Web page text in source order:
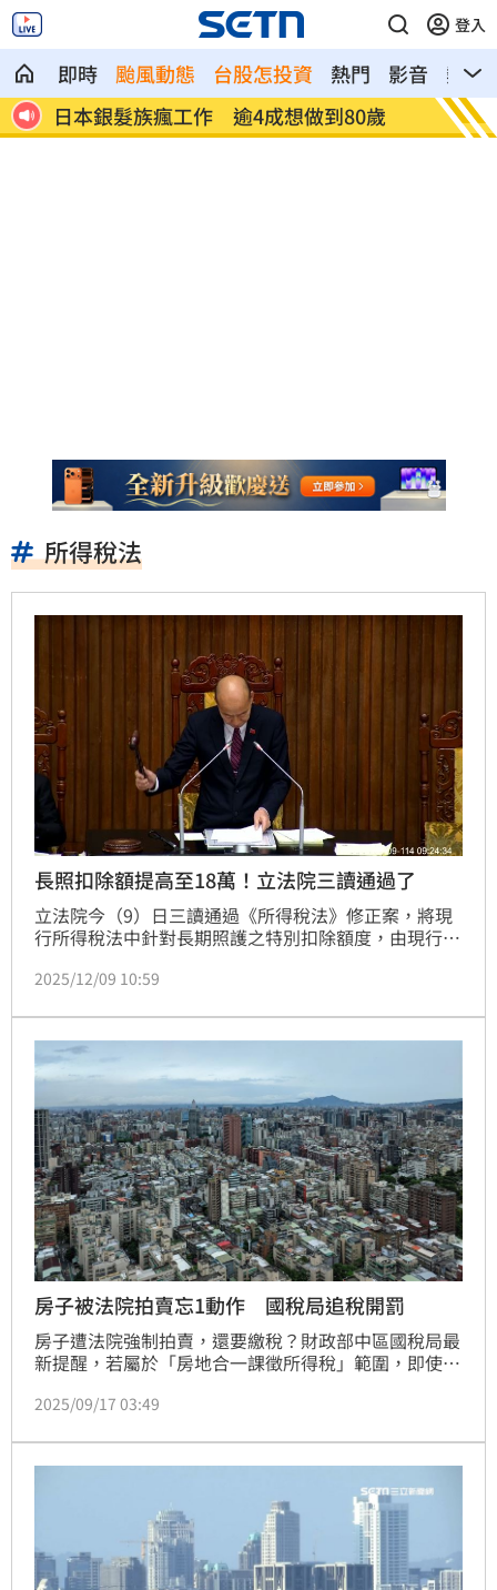
登入
即時 颱風動態 台股怎投資 熱門 影音
熱搜
解散統促黨？他曝翁曉玲一招：恐白忙一
場
疫苗
聲
所得稅法
長照扣除額提高至18萬！立法院三讀通過了
立法院今（9）日三讀通過《所得稅法》修正案，將現
行所得稅法中針對長期照護之特別扣除額度，由現行12
2025/12/09 10:59
房子被法院拍賣忘1動作 國稅局追稅開罰
房子遭法院強制拍賣，還要繳稅？財政部中區國稅局最
新提醒，若屬於「房地合一課徵所得稅」範圍，即使拍
毛錢，也必須在30日內主動申報。近期就有一名民眾因
元，還被加罰，讓人看得心驚。
2025/09/17 03:49